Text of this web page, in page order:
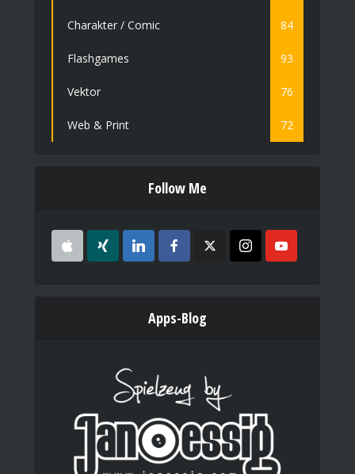
Charakter / Comic 84
Flashgames 93
Vektor 76
Web & Print 72
Follow Me
Apps-Blog